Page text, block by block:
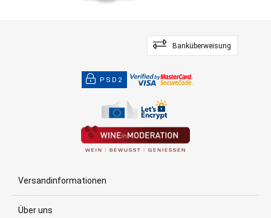
Banküberweisung
PSD2
Versandinformationen
Über uns